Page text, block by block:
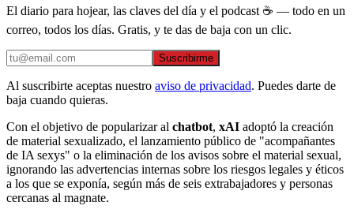
El diario para hojear, las claves del día y el podcast ☕ — todo en un
correo, todos los días. Gratis, y te das de baja con un clic.
Suscribirme
Al suscribirte aceptas nuestro aviso de privacidad. Puedes darte de
baja cuando quieras.
Con el objetivo de popularizar al chatbot, xAI adoptó la creación
de material sexualizado, el lanzamiento público de "acompañantes
de IA sexys" o la eliminación de los avisos sobre el material sexual,
ignorando las advertencias internas sobre los riesgos legales y éticos
a los que se exponía, según más de seis extrabajadores y personas
cercanas al magnate.